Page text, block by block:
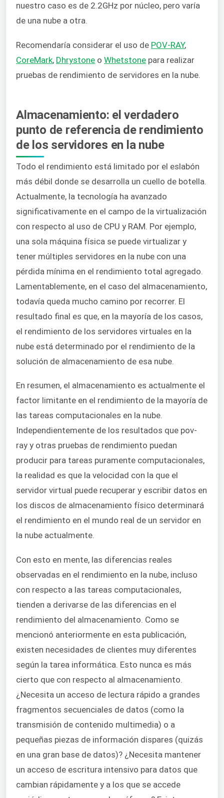
nuestro caso es de 2.2GHz por núcleo, pero varía
de una nube a otra.
Recomendaría considerar el uso de POV-RAY,
CoreMark, Dhrystone o Whetstone para realizar
pruebas de rendimiento de servidores en la nube.
Almacenamiento: el verdadero
punto de referencia de rendimiento
de los servidores en la nube
Todo el rendimiento está limitado por el eslabón
más débil donde se desarrolla un cuello de botella.
Actualmente, la tecnología ha avanzado
significativamente en el campo de la virtualización
con respecto al uso de CPU y RAM. Por ejemplo,
una sola máquina física se puede virtualizar y
tener múltiples servidores en la nube con una
pérdida mínima en el rendimiento total agregado.
Lamentablemente, en el caso del almacenamiento,
todavía queda mucho camino por recorrer. El
resultado final es que, en la mayoría de los casos,
el rendimiento de los servidores virtuales en la
nube está determinado por el rendimiento de la
solución de almacenamiento de esa nube.
En resumen, el almacenamiento es actualmente el
factor limitante en el rendimiento de la mayoría de
las tareas computacionales en la nube.
Independientemente de los resultados que pov-
ray y otras pruebas de rendimiento puedan
producir para tareas puramente computacionales,
la realidad es que la velocidad con la que el
servidor virtual puede recuperar y escribir datos en
los discos de almacenamiento físico determinará
el rendimiento en el mundo real de un servidor en
la nube actualmente.
Con esto en mente, las diferencias reales
observadas en el rendimiento en la nube, incluso
con respecto a las tareas computacionales,
tienden a derivarse de las diferencias en el
rendimiento del almacenamiento. Como se
mencionó anteriormente en esta publicación,
existen necesidades de clientes muy diferentes
según la tarea informática. Esto nunca es más
cierto que con respecto al almacenamiento.
¿Necesita un acceso de lectura rápido a grandes
fragmentos secuenciales de datos (como la
transmisión de contenido multimedia) o a
pequeñas piezas de información dispares (quizás
en una gran base de datos)? ¿Necesita mantener
un acceso de escritura intensivo para datos que
cambian rápidamente y a los que se accede